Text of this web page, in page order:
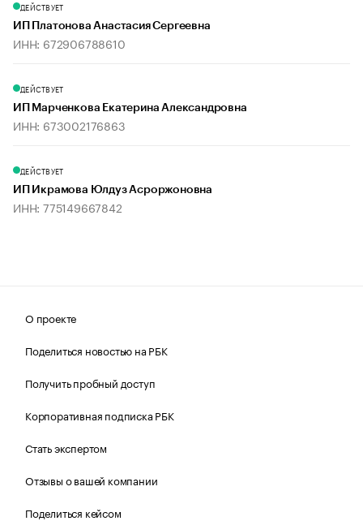
ДЕЙСТВУЕТ
ИП Платонова Анастасия Сергеевна
ИНН: 672906788610
ДЕЙСТВУЕТ
ИП Марченкова Екатерина Александровна
ИНН: 673002176863
ДЕЙСТВУЕТ
ИП Икрамова Юлдуз Асроржоновна
ИНН: 775149667842
О проекте
Поделиться новостью на РБК
Получить пробный доступ
Корпоративная подписка РБК
Стать экспертом
Отзывы о вашей компании
Поделиться кейсом